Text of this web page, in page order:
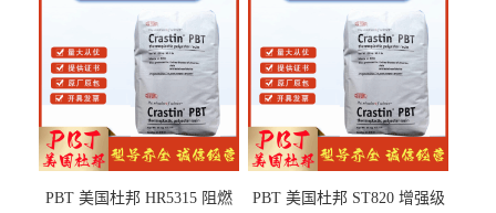
PBT 美国杜邦 HR5315 阻燃
PBT 美国杜邦 ST820 增强级